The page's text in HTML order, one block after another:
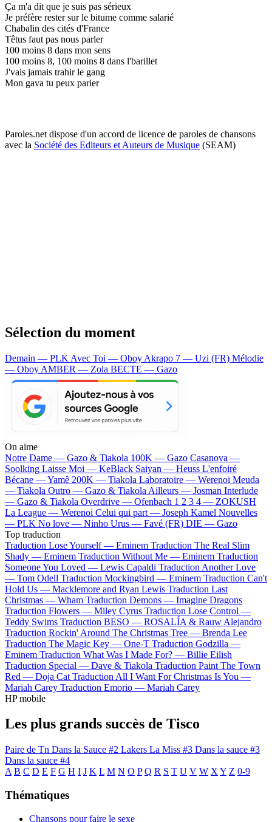
Ça m'a dit que je suis pas sérieux
Je préfère rester sur le bitume comme salarié
Chabalin des cités d'France
Têtus faut pas nous parler
100 moins 8 dans mon sens
100 moins 8, 100 moins 8 dans l'barillet
J'vais jamais trahir le gang
Mon gava tu peux parier
Paroles.net dispose d'un accord de licence de paroles de chansons
avec la Société des Editeurs et Auteurs de Musique (SEAM)
Sélection du moment
Demain — PLK Avec Toi — Oboy Akrapo 7 — Uzi (FR) Mélodie
— Oboy AMBER — Zola BECTE — Gazo
On aime
Notre Dame — Gazo & Tiakola 100K — Gazo Casanova —
Soolking Laisse Moi — KeBlack Saiyan — Heuss L'enfoiré
Bécane —Yamê 200K — Tiakola Laboratoire — Werenoi Meuda
— Tiakola Outro — Gazo & Tiakola Ailleurs — Josman Interlude
— Gazo & Tiakola Overdrive — Ofenbach 1 2 3 4 — ZOKUSH
La League — Werenoi Celui qui part — Joseph Kamel Nouvelles
— PLK No love — Ninho Urus — Favé (FR) DIE — Gazo
Top traduction
Traduction Lose Yourself — Eminem Traduction The Real Slim
Shady — Eminem Traduction Without Me — Eminem Traduction
Someone You Loved — Lewis Capaldi Traduction Another Love
— Tom Odell Traduction Mockingbird — Eminem Traduction Can't
Hold Us — Macklemore and Ryan Lewis Traduction Last
Christmas — Wham Traduction Demons — Imagine Dragons
Traduction Flowers — Miley Cyrus Traduction Lose Control —
Teddy Swims Traduction BESO — ROSALÍA & Rauw Alejandro
Traduction Rockin' Around The Christmas Tree — Brenda Lee
Traduction The Magic Key — One-T Traduction Godzilla —
Eminem Traduction What Was I Made For? — Billie Eilish
Traduction Special — Dave & Tiakola Traduction Paint The Town
Red — Doja Cat Traduction All I Want For Christmas Is You —
Mariah Carey Traduction Emorio — Mariah Carey
HP mobile
Les plus grands succès de Tisco
Paire de Tn Dans la Sauce #2 Lakers La Miss #3 Dans la sauce #3
Dans la sauce #4
A B C D E F G H I J K L M N O P Q R S T U V W X Y Z 0-9
Thématiques
Chansons pour faire le sexe